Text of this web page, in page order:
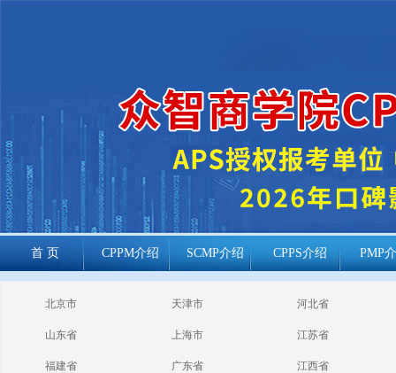
首 页 CPPM介绍 SCMP介绍 CPPS介绍 PMP
cppm报考常见
问题
北京市 天津市 河北省
山东省 上海市 江苏省
福建省 广东省 江西省